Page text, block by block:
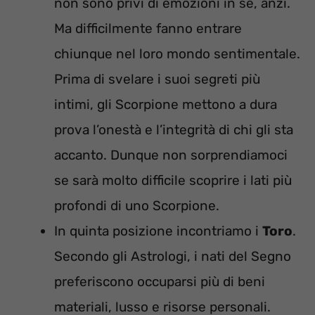
Ma difficilmente fanno entrare
chiunque nel loro mondo sentimentale.
Prima di svelare i suoi segreti più
intimi, gli Scorpione mettono a dura
prova l’onestà e l’integrità di chi gli sta
accanto. Dunque non sorprendiamoci
se sarà molto difficile scoprire i lati più
profondi di uno Scorpione.
In quinta posizione incontriamo i Toro.
Secondo gli Astrologi, i nati del Segno
preferiscono occuparsi più di beni
materiali, lusso e risorse personali.